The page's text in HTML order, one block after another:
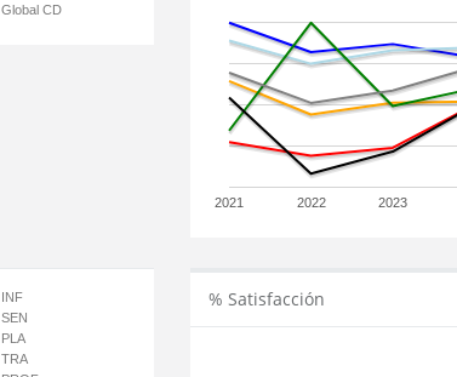
Global CD
2021 2022 2023
INF
SEN
PLA
TRA
% Satisfacción